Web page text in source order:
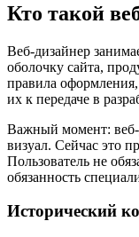
Кто такой
Веб-дизайнер
оболочку сайта,
правила оформления,
их к передаче в
Важный момент: веб-
визуал. Сейчас это
Пользователь не
обязанность
Исторический